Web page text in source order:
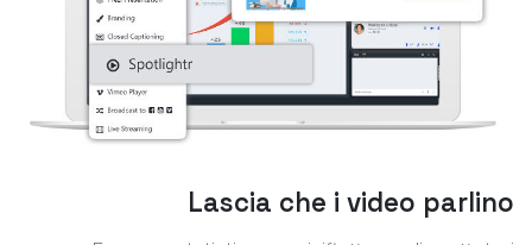
Lascia che i video parlino